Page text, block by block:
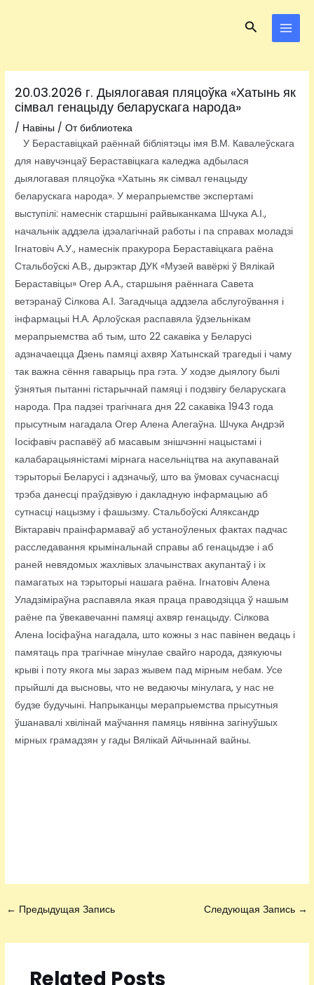
Поиск
20.03.2026 г. Дыялогавая пляцоўка «Хатынь як
сімвал генацыду беларускага народа»
/ Навіны / Отбиблиотека
У Бераставіцкай раённай бібліятэцы імя В.М. Кавалеўскага
для навучэнцаў Бераставіцкага каледжа адбылася
дыялогавая пляцоўка «Хатынь як сімвал генацыду
беларускага народа». У мерапрыемстве экспертамі
выступілі: намеснік старшыні райвыканкама Шчука А.І.,
начальнік аддзела ідэалагічнай работы і па справах моладзі
Ігнатовіч А.У., намеснік пракурора Бераставіцкага раёна
Стальбоўскі А.В., дырэктар ДУК «Музей вавёркі ў Вялікай
Бераставіцы» Огер А.А., старшыня раённага Савета
ветэранаў Сілкова А.І. Загадчыца аддзела абслугоўвання і
інфармацыі Н.А. Арлоўская распавяла ўдзельнікам
мерапрыемства аб тым, што 22 сакавіка у Беларусі
адзначаецца Дзень памяці ахвяр Хатынскай трагедыі і чаму
так важна сёння гаварыць пра гэта. У ходзе дыялогу былі
ўзнятыя пытанні гістарычнай памяці і подзвігу беларускага
народа. Пра падзеі трагічнага дня 22 сакавіка 1943 года
прысутным нагадала Огер Алена Алегаўна. Шчука Андрэй
Іосіфавіч распавёў аб масавым знішчэнні нацыстамі і
калабарацыяністамі мірнага насельніцтва на акупаванай
тэрыторыі Беларусі і адзначыў, што ва ўмовах сучаснасці
трэба данесці праўдзівую і дакладную інфармацыю аб
сутнасці нацызму і фашызму. Стальбоўскі Аляксандр
Віктаравіч праінфармаваў аб устаноўленых фактах падчас
расследавання крымінальнай справы аб генацыдзе і аб
раней невядомых жахлівых злачынствах акупантаў і іх
памагатых на тэрыторыі нашага раёна. Ігнатовіч Алена
Уладзіміраўна распавяла якая праца праводзіцца ў нашым
раёне па ўвекавечанні памяці ахвяр генацыду. Сілкова
Алена Іосіфаўна нагадала, што кожны з нас павінен ведаць і
памятаць пра трагічнае мінулае свайго народа, дзякуючы
крыві і поту якога мы зараз жывем пад мірным небам. Усе
прыйшлі да высновы, что не ведаючы мінулага, у нас не
будзе будучыні. Напрыканцы мерапрыемства прысутныя
ўшанавалі хвілінай маўчання памяць нявінна загінуўшых
мірных грамадзян у гады Вялікай Айчыннай вайны.
← Предыдущая Запись Следующая Запись →
Related Posts